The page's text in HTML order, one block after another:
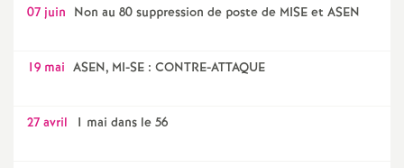
07 juin Non au 80 suppression de poste de MISE et ASEN
19 mai ASEN, MI-SE : CONTRE-ATTAQUE
27 avril 1 mai dans le 56